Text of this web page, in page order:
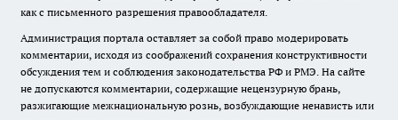
как с письменного разрешения правообладателя.
Администрация портала оставляет за собой право модерировать
комментарии, исходя из соображений сохранения конструктивности
обсуждения тем и соблюдения законодательства РФ и РМЭ. На сайте
не допускаются комментарии, содержащие нецензурную брань,
разжигающие межнациональную рознь, возбуждающие ненависть или